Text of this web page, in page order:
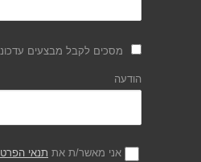
מסכים לקבל מבצעים
הודעה
אני מאשר/ת את תנאי